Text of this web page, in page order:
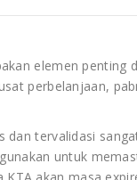
Lembaga
security, panglima
pusdiklat satpam,
outsourcing,
elemen penting
perbelanjaan,
dan tervalidasi
untuk